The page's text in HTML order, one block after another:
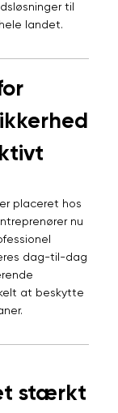
til
landet.
placeret hos
nu
dag-til-dag
at beskytte
stærkt